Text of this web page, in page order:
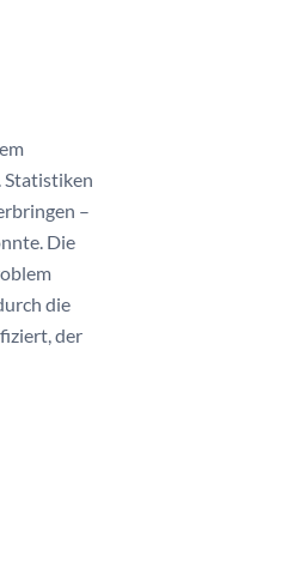
Statistiken
–
Die
die
der